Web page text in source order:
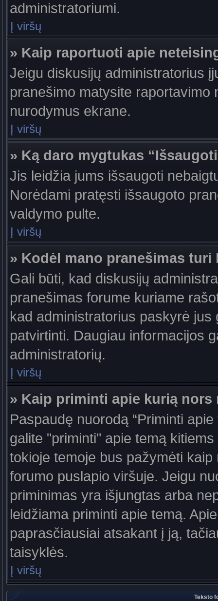
administratoriumi.
Į viršų
» Kaip raportuoti apie
Jeigu diskusijų administratorius
pranešimo matysite
nurodymus ekrane.
Į viršų
» Ką daro mygtukas
Jis leidžia jums išsaugoti
Norėdami pratęsti išsaugoto
valdymo pulte.
Į viršų
» Kodėl mano pranešimas
Gali būti, kad diskusijų
pranešimas forume kuriame
kad administratorius paskyrė
patvirtinti. Daugiau informacijos
administratorių.
Į viršų
» Kaip priminti apie kurią nors
Paspaudę nuorodą “Priminti
galite "priminti" apie temą
tokioje temoje bus pažymėti
forumo puslapio viršuje. Jeigu
priminimas yra išjungtas arba
leidžiama priminti apie temą.
paprasčiausiai atsakant į ją,
taisyklės.
Į viršų
Teksto